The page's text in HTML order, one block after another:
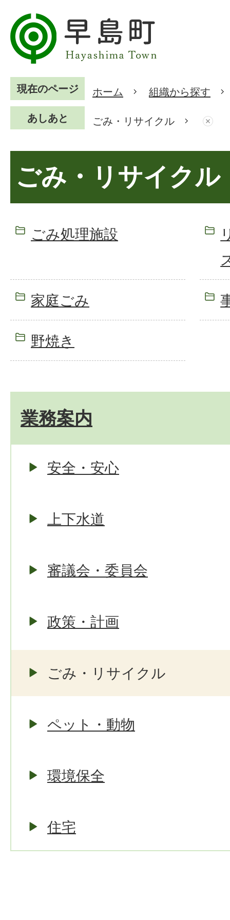
現在のページ ホーム 組織から探す
あしあと ごみ・リサイクル
ごみ・リサイクル
ごみ処理施設
家庭ごみ
野焼き
業務案内
安全・安心
上下水道
審議会・委員会
政策・計画
ごみ・リサイクル
ペット・動物
環境保全
住宅